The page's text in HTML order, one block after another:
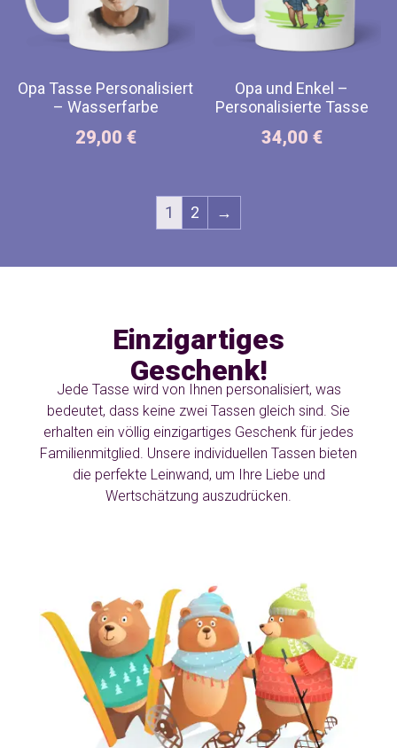
Opa Tasse Personalisiert
– Wasserfarbe
29,00 €
Opa und Enkel –
Personalisierte Tasse
34,00 €
1 2 →
Einzigartiges
Geschenk!
Jede Tasse wird von Ihnen personalisiert, was
bedeutet, dass keine zwei Tassen gleich sind. Sie
erhalten ein völlig einzigartiges Geschenk für jedes
Familienmitglied. Unsere individuellen Tassen bieten
die perfekte Leinwand, um Ihre Liebe und
Wertschätzung auszudrücken.